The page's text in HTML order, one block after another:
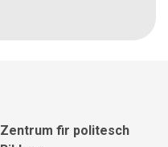
Zentrum fir politesch